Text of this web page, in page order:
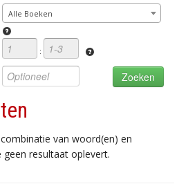
Alle Boeken
:
van woord(en) en
resultaat oplevert.